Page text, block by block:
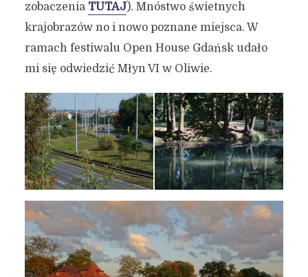
zobaczenia TUTAJ). Mnóstwo świetnych
krajobrazów no i nowo poznane miejsca. W
ramach festiwalu Open House Gdańsk udało
mi się odwiedzić Młyn VI w Oliwie.